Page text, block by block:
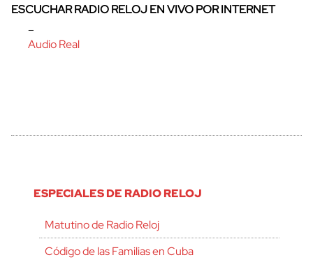
ESCUCHAR RADIO RELOJ EN VIVO POR INTERNET
–
Audio Real
ESPECIALES DE RADIO RELOJ
Matutino de Radio Reloj
Código de las Familias en Cuba